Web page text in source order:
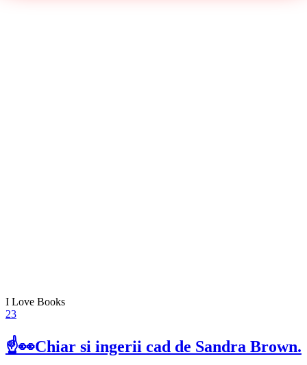
I Love Books
23
☝👀Chiar si ingerii cad de Sandra Brown.